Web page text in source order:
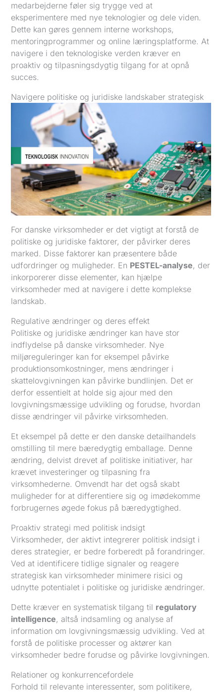
medarbejderne føler sig trygge ved at
eksperimentere med nye teknologier og dele viden.
Dette kan gøres gennem interne workshops,
mentoringprogrammer og online læringsplatforme. At
navigere i den teknologiske verden kræver en
proaktiv og tilpasningsdygtig tilgang for at opnå
succes.
Navigere politiske og juridiske landskaber strategisk
For danske virksomheder er det vigtigt at forstå de
politiske og juridiske faktorer, der påvirker deres
marked. Disse faktorer kan præsentere både
udfordringer og muligheder. En PESTEL-analyse, der
inkorporerer disse elementer, kan hjælpe
virksomheder med at navigere i dette komplekse
landskab.
Regulative ændringer og deres effekt
Politiske og juridiske ændringer kan have stor
indflydelse på danske virksomheder. Nye
miljøreguleringer kan for eksempel påvirke
produktionsomkostninger, mens ændringer i
skattelovgivningen kan påvirke bundlinjen. Det er
derfor essentielt at holde sig ajour med den
lovgivningsmæssige udvikling og forudse, hvordan
disse ændringer vil påvirke virksomheden.
Et eksempel på dette er den danske detailhandels
omstilling til mere bæredygtig emballage. Denne
ændring, delvist drevet af politiske initiativer, har
krævet investeringer og tilpasning fra
virksomhederne. Omvendt har det også skabt
muligheder for at differentiere sig og imødekomme
forbrugernes øgede fokus på bæredygtighed.
Proaktiv strategi med politisk indsigt
Virksomheder, der aktivt integrerer politisk indsigt i
deres strategier, er bedre forberedt på forandringer.
Ved at identificere tidlige signaler og reagere
strategisk kan virksomheder minimere risici og
udnytte potentialet i politiske og juridiske ændringer.
Dette kræver en systematisk tilgang til regulatory
intelligence, altså indsamling og analyse af
information om lovgivningsmæssig udvikling. Ved at
forstå de politiske processer og aktører kan
virksomheder bedre forudse og påvirke lovgivningen.
Relationer og konkurrencefordele
Forhold til relevante interessenter, som politikere,